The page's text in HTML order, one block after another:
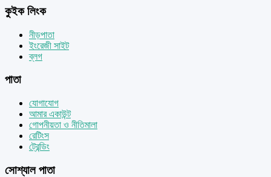
কুইক লিংক
নীড়পাতা
ইংরেজী সাইট
ব্লগ
পাতা
যোগাযোগ
আমার একাউন্ট
গোপনীয়তা ও নীতিমালা
রেটিংস
ট্রেন্ডিং
সোশ্যাল পাতা